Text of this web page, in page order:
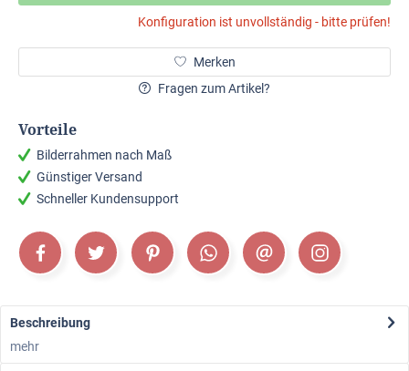
Konfiguration ist unvollständig - bitte prüfen!
Merken
Fragen zum Artikel?
Vorteile
Bilderrahmen nach Maß
Günstiger Versand
Schneller Kundensupport
Beschreibung
mehr